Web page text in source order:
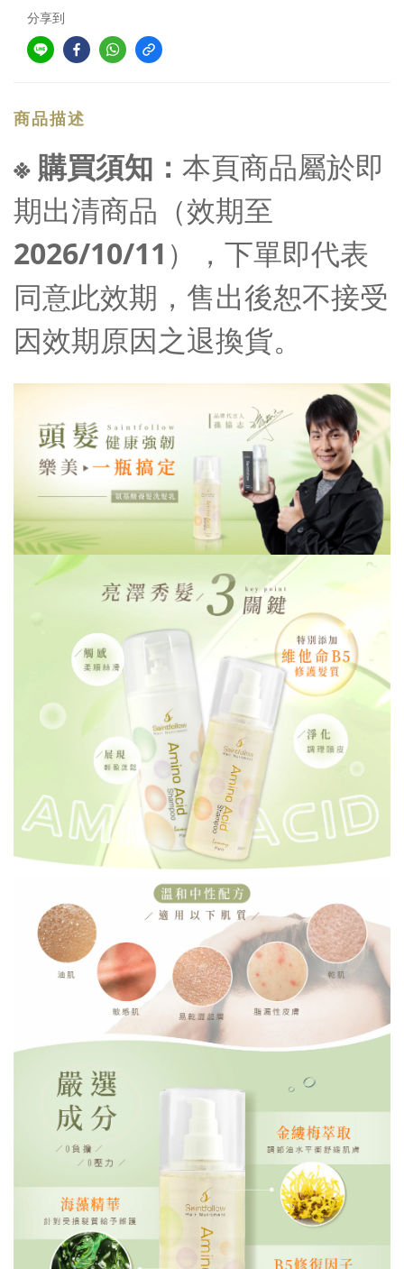
分享到
商品描述
※ 購買須知： 本頁商品屬於即
期出清商品（效期至
2026/10/11 ），下單即代表
同意此效期，售出後恕不接受
因效期原因之退換貨。